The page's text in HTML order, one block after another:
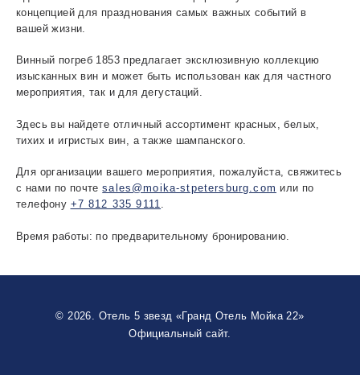
концепцией для празднования самых важных событий в
вашей жизни.
Винный погреб 1853 предлагает эксклюзивную коллекцию
изысканных вин и может быть использован как для частного
мероприятия, так и для дегустаций.
Здесь вы найдете отличный ассортимент красных, белых,
тихих и игристых вин, а также шампанского.
Для организации вашего мероприятия, пожалуйста, свяжитесь
с нами по почтеsales@moika-stpetersburg.com или по
телефону +7 812 335 9111.
Время работы: по предварительному бронированию.
© 2026. Отель 5 звезд «Гранд Отель Мойка 22»
Официальный сайт.